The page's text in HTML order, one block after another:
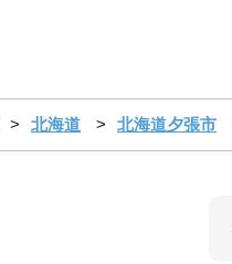
北海道 北海道夕張市